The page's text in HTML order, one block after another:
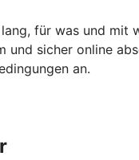
für was und
und sicher online
an.